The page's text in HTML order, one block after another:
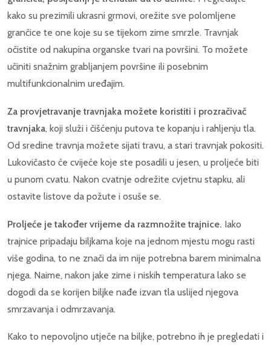
kako su prezimili ukrasni grmovi, orežite sve polomljene
grančice te one koje su se tijekom zime smrzle. Travnjak
očistite od nakupina organske tvari na površini. To možete
učiniti snažnim grabljanjem površine ili posebnim
multifunkcionalnim uređajim.
Za provjetravanje travnjaka možete koristiti i prozračivač
travnjaka, koji služi i čišćenju putova te kopanju i rahljenju tla.
Od sredine travnja možete sijati travu, a stari travnjak pokositi.
Lukovičasto će cvijeće koje ste posadili u jesen, u proljeće biti
u punom cvatu. Nakon cvatnje odrežite cvjetnu stapku, ali
ostavite listove da požute i osuše se.
Proljeće je također vrijeme da razmnožite trajnice. Iako
trajnice pripadaju biljkama koje na jednom mjestu mogu rasti
više godina, to ne znači da im nije potrebna barem minimalna
njega. Naime, nakon jake zime i niskih temperatura lako se
dogodi da se korijen biljke nađe izvan tla uslijed njegova
smrzavanja i odmrzavanja.
Kako to nepovoljno utječe na biljke, potrebno ih je pregledati i